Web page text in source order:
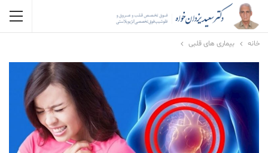
خانه بیماری های قلبی